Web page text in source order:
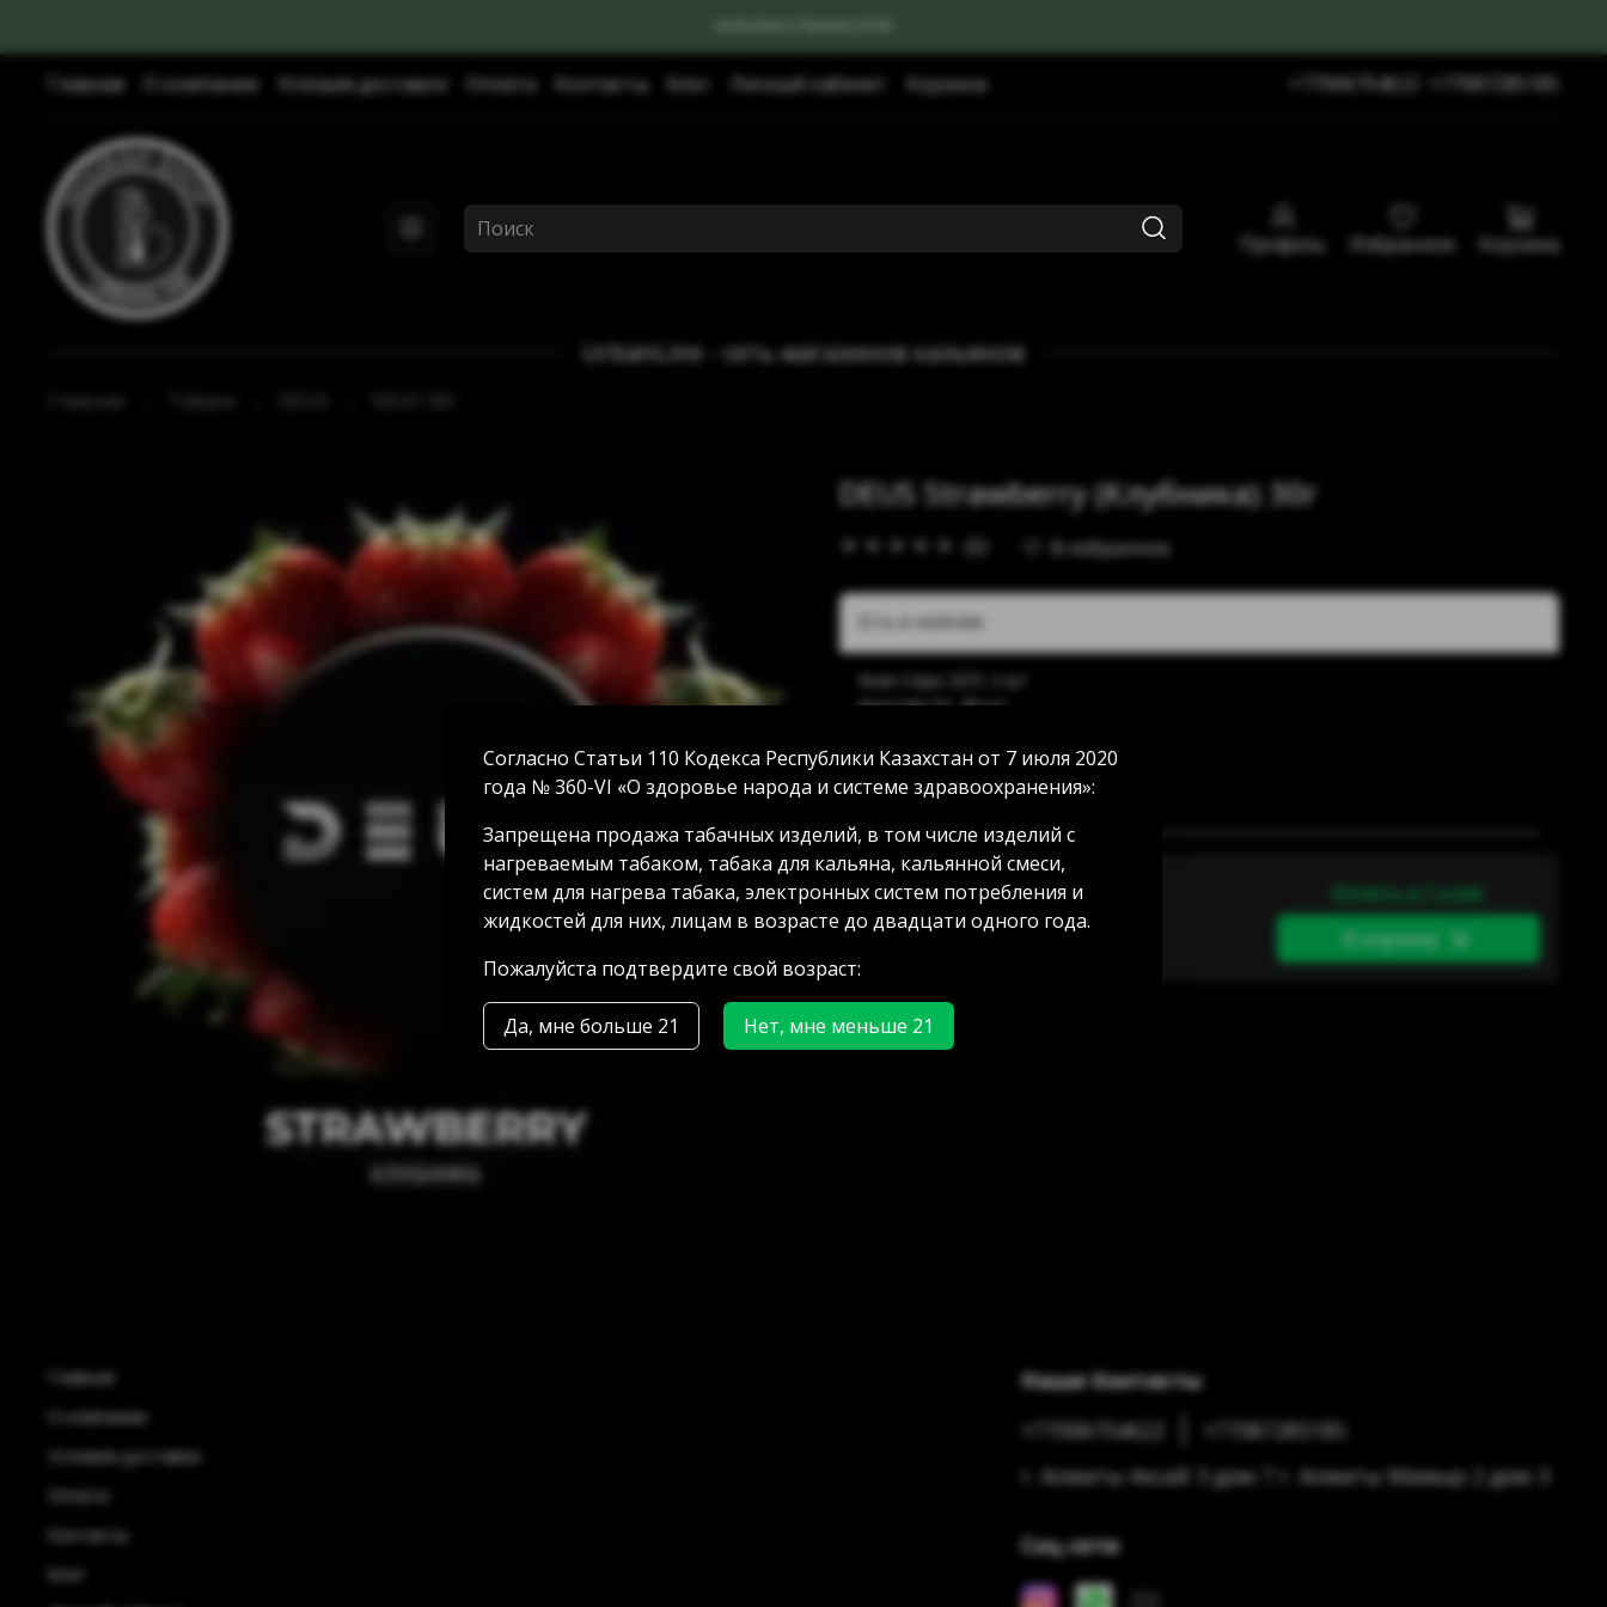
Главная О компании Условия доставки Оплата Контакты Блог Личный кабинет Корзина +77006754622 +77087285185
Профиль Избранное Корзина
UrbanLine - сеть магазинов кальянов
DEUS Strawberry (Клубника) 30г
В избранное
2600.00 тг
Купить в 1 клик
В корзину
Есть в наличии:
Акан Серы 20/5: 2 шт
Аносова 91: 38 шт
Мамыр 2 дом 3: 20 шт
Аксай 3 дом 7: 18 шт
ГРЭС: 27 шт
Главная
О компании
Условия доставки
Оплата
Контакты
Блог
Наши Контакты
+77006754622
+77087285185
г. Алматы Аксай 3 дом 7 г. Алматы Мамыр 2 дом 3
Соц сети
Согласно Статьи 110 Кодекса Республики Казахстан от 7 июля 2020
года № 360-VI «О здоровье народа и системе здравоохранения»:
Запрещена продажа табачных изделий, в том числе изделий с
нагреваемым табаком, табака для кальяна, кальянной смеси,
систем для нагрева табака, электронных систем потребления и
жидкостей для них, лицам в возрасте до двадцати одного года.
Пожалуйста подтвердите свой возраст:
Да, мне больше 21 Нет, мне меньше 21